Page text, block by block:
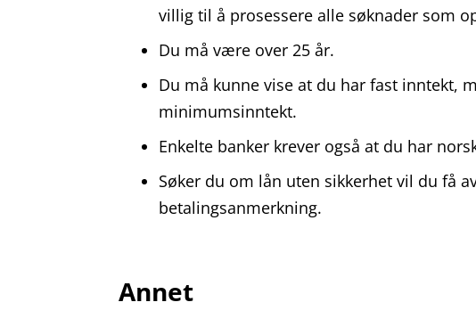
villig til å prosessere alle søknader som
Du må være over 25 år.
Du må kunne vise at du har fast inntekt,
minimumsinntekt.
Enkelte banker krever også at du har
Søker du om lån uten sikkerhet vil du få
betalingsanmerkning.
Annet